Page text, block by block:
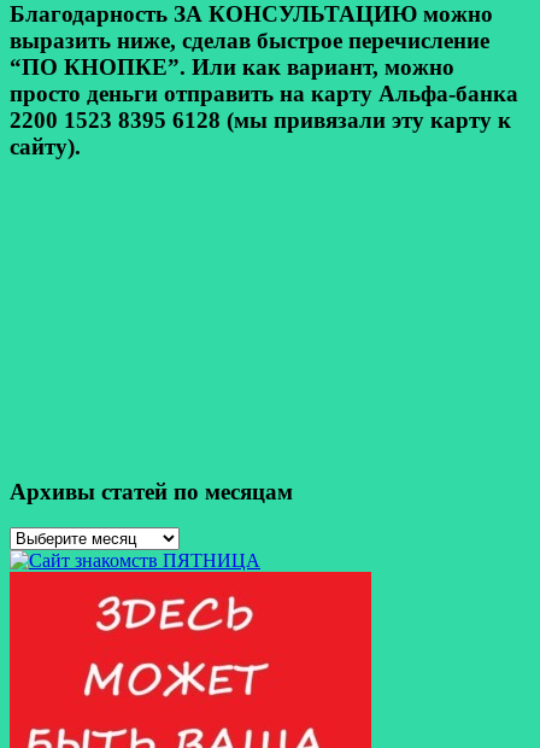
Благодарность ЗА КОНСУЛЬТАЦИЮ можно
выразить ниже, сделав быстрое перечисление
“ПО КНОПКЕ”. Или как вариант, можно
просто деньги отправить на карту Альфа-банка
2200 1523 8395 6128 (мы привязали эту карту к
сайту).
Архивы статей по месяцам
Архивы
статей